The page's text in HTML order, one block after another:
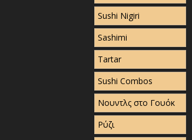
Sushi Nigiri
Sashimi
Tartar
Sushi Combos
Νουντλς στο Γουόκ
Ρύζι